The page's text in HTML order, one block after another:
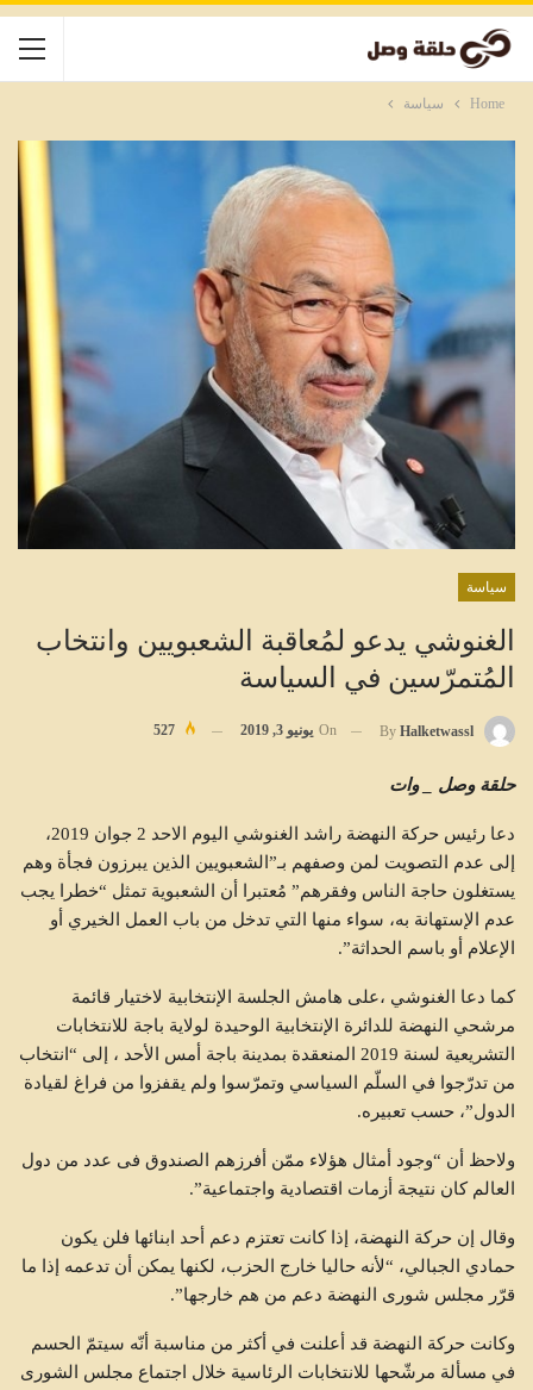
Home سياسة
سياسة
الغنوشي يدعو لمُعاقبة الشعبويين وانتخاب
المُتمرّسين في السياسة
By Halketwassl
On يونيو 3, 2019 527
حلقة وصل _ وات
دعا رئيس حركة النهضة راشد الغنوشي اليوم الاحد 2 جوان 2019،
إلى عدم التصويت لمن وصفهم بـ”الشعبويين الذين يبرزون فجأة وهم
يستغلون حاجة الناس وفقرهم” مُعتبرا أن الشعبوية تمثل “خطرا يجب
عدم الإستهانة به، سواء منها التي تدخل من باب العمل الخيري أو
الإعلام أو باسم الحداثة”.
كما دعا الغنوشي ،على هامش الجلسة الإنتخابية لاختيار قائمة
مرشحي النهضة للدائرة الإنتخابية الوحيدة لولاية باجة للانتخابات
التشريعية لسنة 2019 المنعقدة بمدينة باجة أمس الأحد ، إلى “انتخاب
من تدرّجوا في السلّم السياسي وتمرّسوا ولم يقفزوا من فراغ لقيادة
الدول”، حسب تعبيره.
ولاحظ أن “وجود أمثال هؤلاء ممّن أفرزهم الصندوق فى عدد من دول
العالم كان نتيجة أزمات اقتصادية واجتماعية”.
وقال إن حركة النهضة، إذا كانت تعتزم دعم أحد ابنائها فلن يكون
حمادي الجبالي، “لأنه حاليا خارج الحزب، لكنها يمكن أن تدعمه إذا ما
قرّر مجلس شورى النهضة دعم من هم خارجها”.
وكانت حركة النهضة قد أعلنت في أكثر من مناسبة أنّه سيتمّ الحسم
في مسألة مرشّحها للانتخابات الرئاسية خلال اجتماع مجلس الشورى